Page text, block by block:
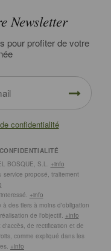
Newsletter
pour profiter de votre
confidentialité
BOSQUE, S.L. +info
service proposé, traitement
+info
des tiers à moins d'obligation
de l'objectif. +info
de rectification et de
comme expliqué dans les
+info